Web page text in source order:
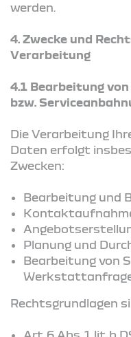
werden.
4. Zwecke und
Verarbeitung
4.1 Bearbeitung
bzw.
Die Verarbeitung
Daten erfolgt
Zwecken:
Bearbeitung und
Planung und
Bearbeitung von
Rechtsgrundlagen